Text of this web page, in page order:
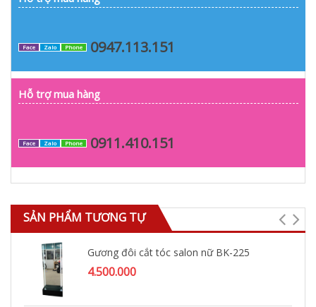
Face Zalo Phone 0947.113.151
Hỗ trợ mua hàng
Face Zalo Phone 0911.410.151
SẢN PHẨM TƯƠNG TỰ
Gương đôi cắt tóc salon nữ BK-225
4.500.000